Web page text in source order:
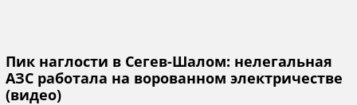
Пик наглости в Сегев-Шалом: нелегальная
АЗС работала на ворованном электричестве
(видео)